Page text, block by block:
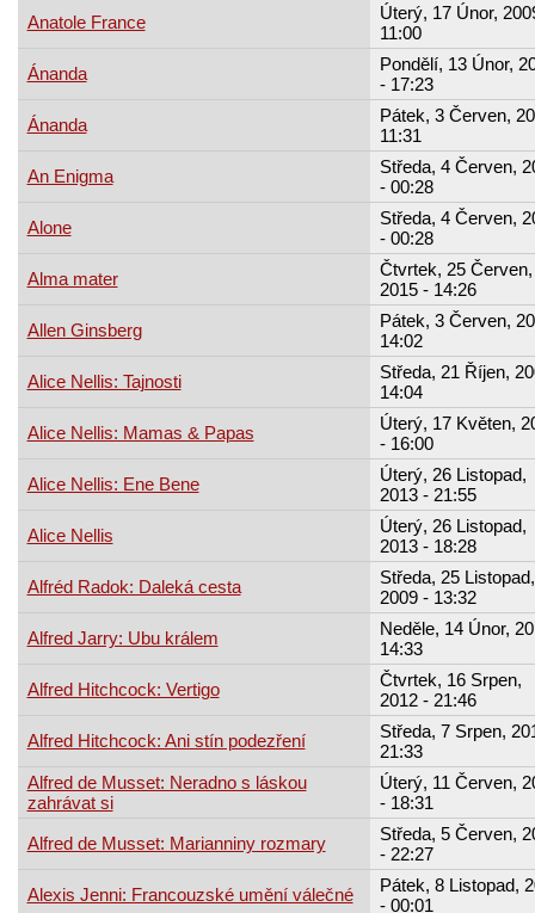
Anatole France
Úterý, 17 Únor,
11:00
Ánanda
Pondělí, 13 Únor,
- 17:23
Ánanda
Pátek, 3 Červen,
11:31
An Enigma
Středa, 4 Červen,
- 00:28
Alone
Středa, 4 Červen,
- 00:28
Alma mater
Čtvrtek, 25 Červen,
2015 - 14:26
Allen Ginsberg
Pátek, 3 Červen,
14:02
Alice Nellis: Tajnosti
Středa, 21 Říjen,
14:04
Alice Nellis: Mamas & Papas
Úterý, 17 Květen,
- 16:00
Alice Nellis: Ene Bene
Úterý, 26 Listopad,
2013 - 21:55
Alice Nellis
Úterý, 26 Listopad,
2013 - 18:28
Alfréd Radok: Daleká cesta
Středa, 25 Listopad,
2009 - 13:32
Alfred Jarry: Ubu králem
Neděle, 14 Únor,
14:33
Alfred Hitchcock: Vertigo
Čtvrtek, 16 Srpen,
2012 - 21:46
Alfred Hitchcock: Ani stín podezření
Středa, 7 Srpen,
21:33
Alfred de Musset: Neradno s láskou
zahrávat si
Úterý, 11 Červen,
- 18:31
Alfred de Musset: Marianniny rozmary
Středa, 5 Červen,
- 22:27
Alexis Jenni: Francouzské umění válečné
Pátek, 8 Listopad,
- 00:01